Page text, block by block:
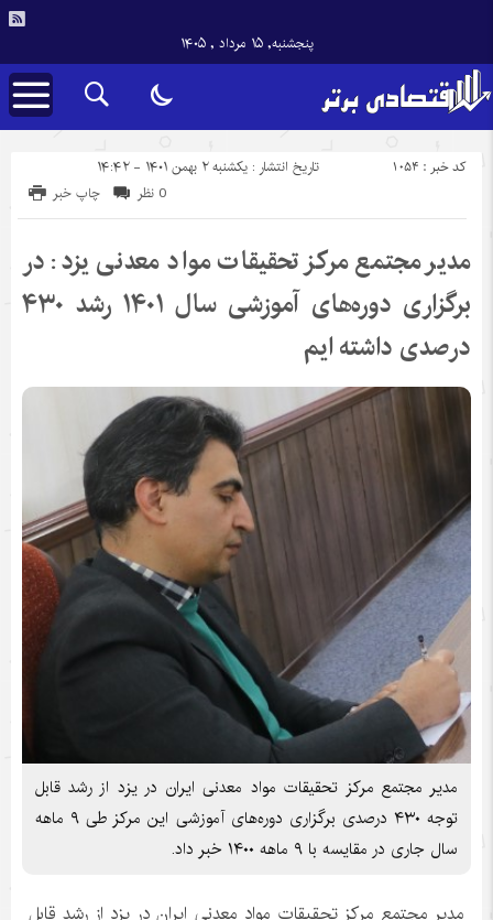
پنجشنبه, ۱۵ مرداد , ۱۴۰۵
تاریخ انتشار : یکشنبه ۲ بهمن ۱۴۰۱ - ۱۴:۴۲ کد خبر : 1054
چاپ خبر 0 نظر
مدیر مجتمع مرکز تحقیقات مواد معدنی یزد: در
برگزاری دوره‌های آموزشی سال ۱۴۰۱ رشد ۴۳۰
درصدی داشته ایم
مدیر مجتمع مرکز تحقیقات مواد معدنی ایران در یزد از رشد قابل
توجه ۴۳۰ درصدی برگزاری دوره‌های آموزشی این مرکز طی ۹ ماهه
سال جاری در مقایسه با ۹ ماهه ۱۴۰۰ خبر داد.
مدیر مجتمع مرکز تحقیقات مواد معدنی ایران در یزد از رشد قابل